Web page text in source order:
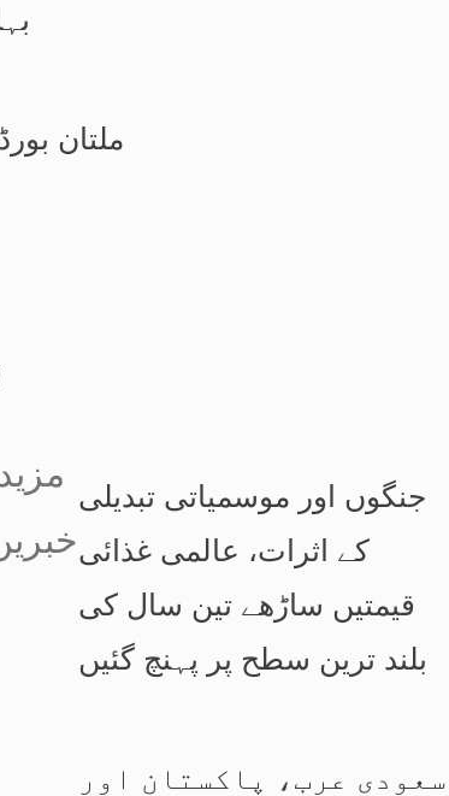
ملتان
جنگوں اور موسمیاتی تبدیلی
کے اثرات، عالمی غذائی
قیمتیں ساڑھے تین سال کی
بلند ترین سطح پر پہنچ گئیں
سعودی عرب، پاکستان اور